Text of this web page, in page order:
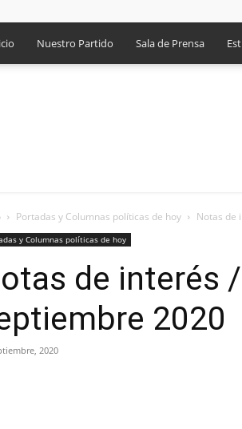
Nuestro Partido Sala de Prensa
Portadas y Columnas políticas de hoy Notas de
y Columnas políticas de hoy
de interés
2020
2020